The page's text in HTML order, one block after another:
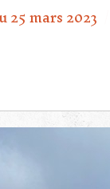
mars 2023